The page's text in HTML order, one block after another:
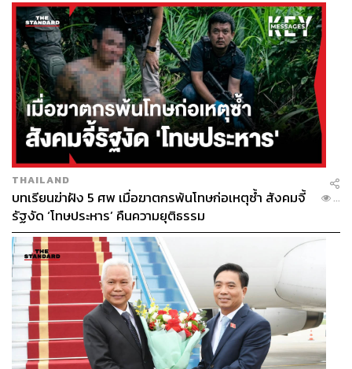
266
ABOUT THE AUTHOR
เสพย์สากล
แฟนเพจที่นำเสนอดนตรีทั้งในและนอกกระแส
ที่มีการอัพเดตความเคลื่อนไหวของวงการ
ดนตรีสากลอย่างต่อเนื่อง และเป็นอีกหนึ่งทาง
เลือกสำหรับคนที่มีดนตรีเป็นส่วนหนึ่งของชีวิต
THAILAND
บทเรียนฆ่าฝัง 5 ศพ เมื่อฆาตกรพ้นโทษก่อเหตุซ้ำ สังคมจี้
รัฐงัด ‘โทษประหาร’ คืนความยุติธรรม
...